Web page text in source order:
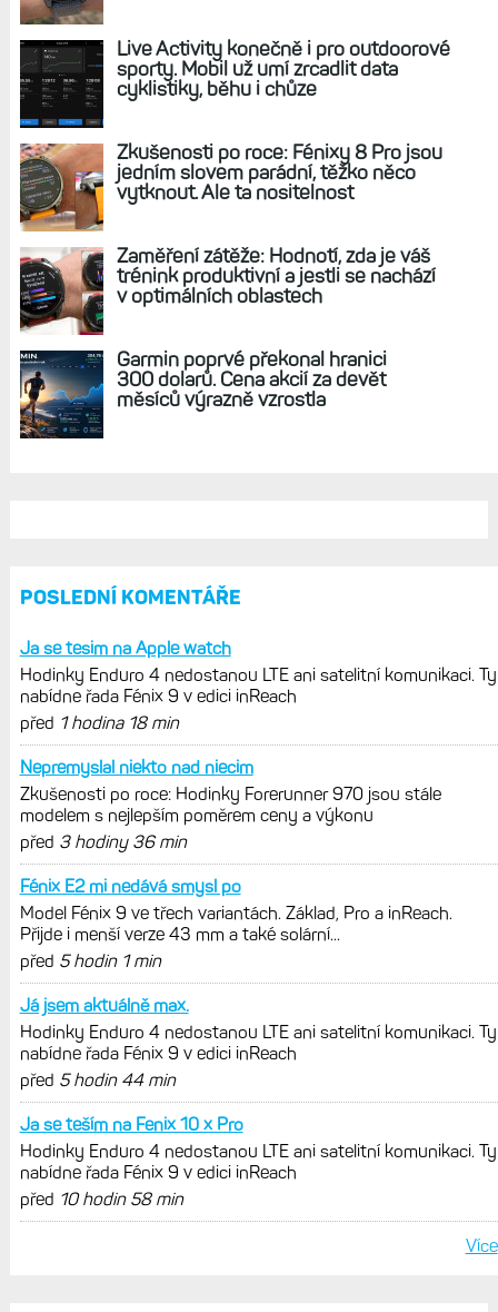
Fénix 9 v edici inReach
Live Activity konečně i pro outdoorové
sporty. Mobil už umí zrcadlit data
cyklistiky, běhu i chůze
Zkušenosti po roce: Fénixy 8 Pro jsou
jedním slovem parádní, těžko něco
vytknout. Ale ta nositelnost
Zaměření zátěže: Hodnotí, zda je váš
trénink produktivní a jestli se nachází
v optimálních oblastech
Garmin poprvé překonal hranici
300 dolarů. Cena akcií za devět
měsíců výrazně vzrostla